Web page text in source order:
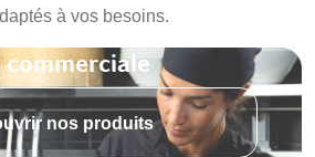
à vos besoins.
nos produits